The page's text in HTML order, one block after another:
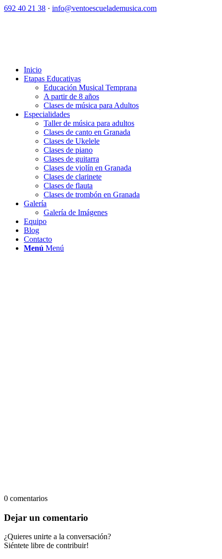
692 40 21 38 · info@ventoescuelademusica.com
Inicio
Etapas Educativas
Educación Musical Temprana
A partir de 8 años
Clases de música para Adultos
Especialidades
Taller de música para adultos
Clases de canto en Granada
Clases de Ukelele
Clases de piano
Clases de guitarra
Clases de violín en Granada
Clases de clarinete
Clases de flauta
Clases de trombón en Granada
Galería
Galería de Imágenes
Equipo
Blog
Contacto
Menú Menú
0 comentarios
Dejar un comentario
¿Quieres unirte a la conversación?
Siéntete libre de contribuir!